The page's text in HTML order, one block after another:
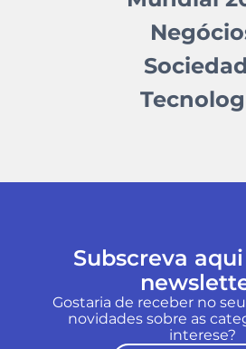
Subscreva
Gostaria de receber no
novidades sobre as
interese?